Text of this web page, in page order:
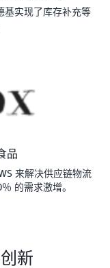
基实现了库存补充等
品
来解决供应链物流
的需求激增。
新